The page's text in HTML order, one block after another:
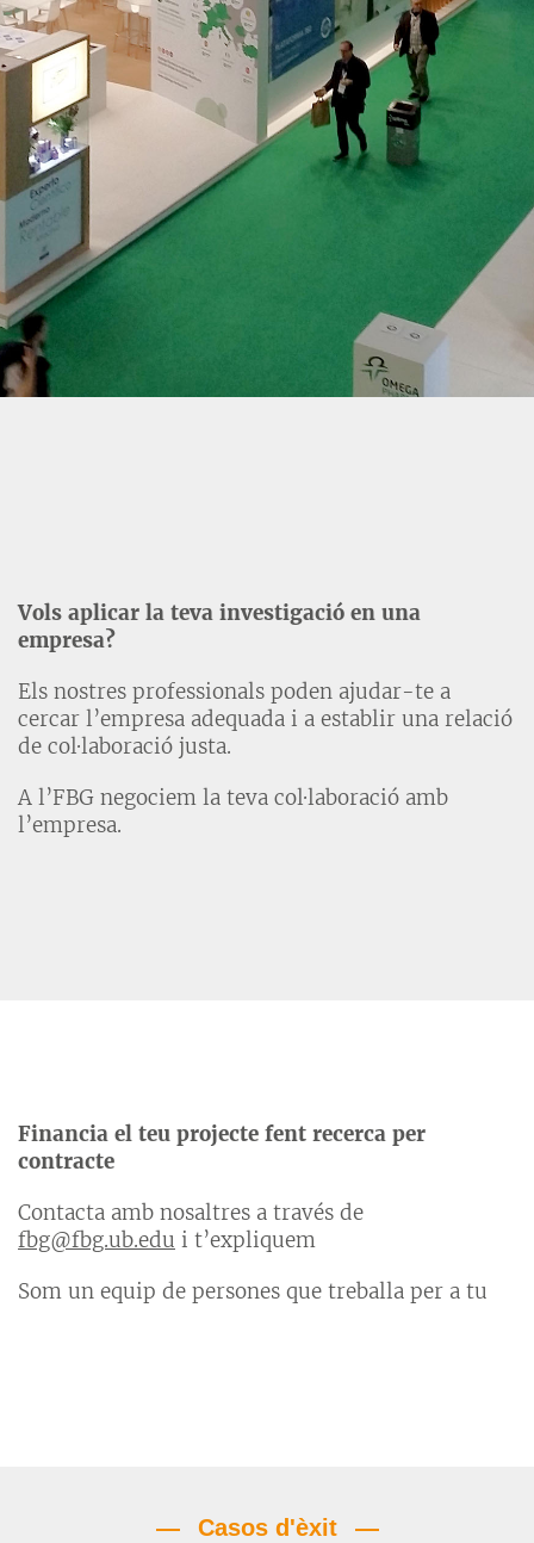
Vols aplicar la teva investigació en una
empresa?
Els nostres professionals poden ajudar-te a
cercar l’empresa adequada i a establir una relació
de col·laboració justa.
A l’FBG negociem la teva col·laboració amb
l’empresa.
Financia el teu projecte fent recerca per
contracte
Contacta amb nosaltres a través de
fbg@fbg.ub.edu i t’expliquem
Som un equip de persones que treballa per a tu
Casos d'èxit